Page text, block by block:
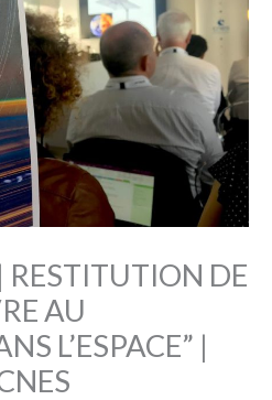
DE
AU
L’ESPACE” |